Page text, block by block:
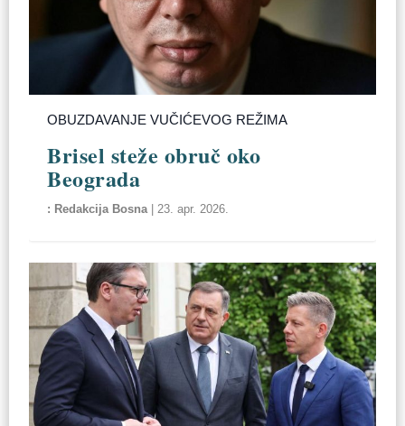
OBUZDAVANJE VUČIĆEVOG REŽIMA
Brisel steže obruč oko
Beograda
Redakcija Bosna|23. apr. 2026.